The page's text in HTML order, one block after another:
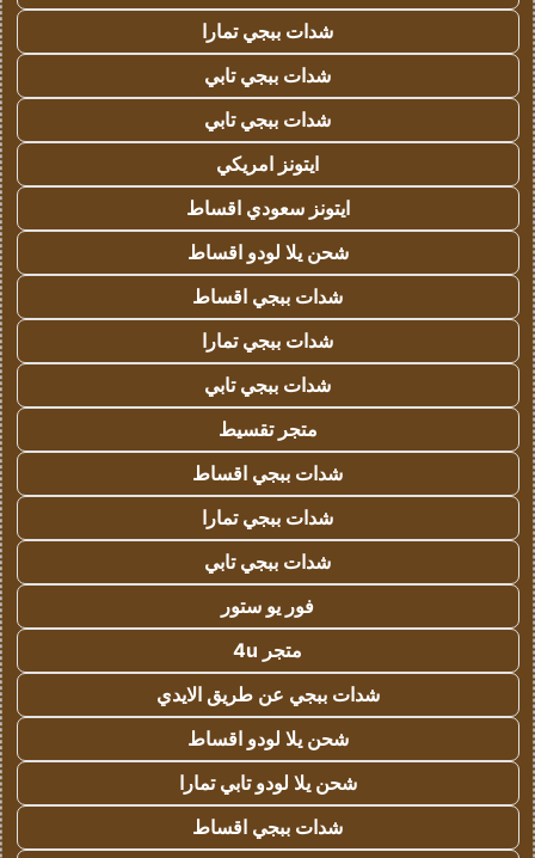
شدات ببجي تمارا
شدات ببجي تابي
شدات ببجي تابي
ايتونز امريكي
ايتونز سعودي اقساط
شحن يلا لودو اقساط
شدات ببجي اقساط
شدات ببجي تمارا
شدات ببجي تابي
متجر تقسيط
شدات ببجي اقساط
شدات ببجي تمارا
شدات ببجي تابي
فور يو ستور
متجر 4u
شدات ببجي عن طريق الايدي
شحن يلا لودو اقساط
شحن يلا لودو تابي تمارا
شدات ببجي اقساط